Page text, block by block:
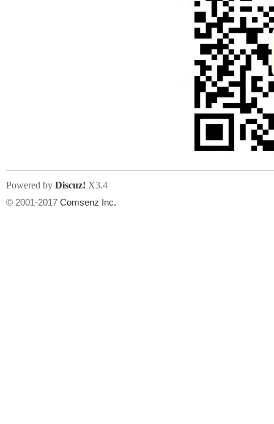
Powered by Discuz! X3.4
© 2001-2017 Comsenz Inc.